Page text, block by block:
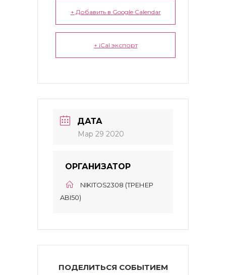
+ Добавить в Google Calendar
+ iCal экспорт
ДАТА
Мар 29 2020
ОРГАНИЗАТОР
NIKITOS2308 (ТРЕНЕР
ABI50)
ПОДЕЛИТЬСЯ СОБЫТИЕМ